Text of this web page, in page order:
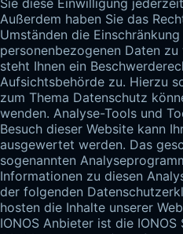
Außerdem haben Sie das
Umständen die
personenbezogenen Daten zu
steht Ihnen ein
Aufsichtsbehörde zu. Hierzu
zum Thema Datenschutz
wenden. Analyse-Tools und
Besuch dieser Website kann
ausgewertet werden. Das
sogenannten
Informationen zu diesen
der folgenden
hosten die Inhalte unserer
IONOS Anbieter ist die IONOS